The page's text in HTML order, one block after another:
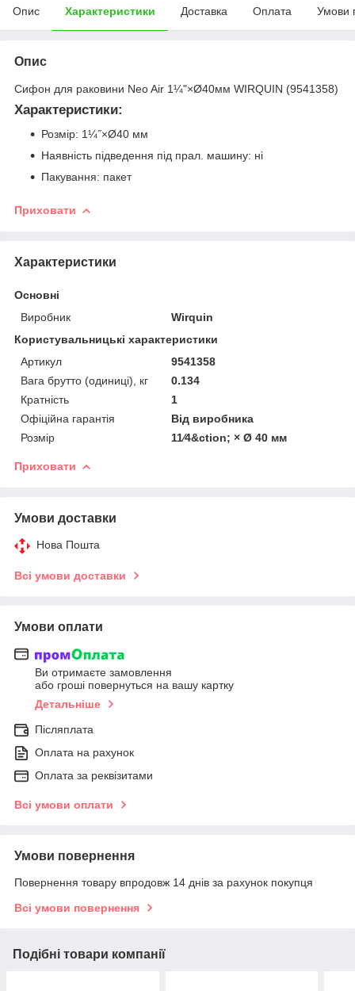
Опис Характеристики Доставка Оплата Умови
Опис
Сифон для раковини Neo Air 1¼"×Ø40мм WIRQUIN (9541358)
Характеристики:
Розмір: 1¼˝×Ø40 мм
Наявність підведення під прал. машину: ні
Пакування: пакет
Приховати
Характеристики
Основні
Виробник
Wirquin
Користувальницькі характеристики
Артикул
9541358
Вага брутто (одиниці), кг
0.134
Кратність
1
Офіційна гарантія
Від виробника
Розмір
11⁄4&ction; × Ø 40 мм
Приховати
Умови доставки
Нова Пошта
Всі умови доставки
Умови оплати
Ви отримаєте замовлення
або гроші повернуться на вашу картку
Детальніше
Післяплата
Оплата на рахунок
Оплата за реквізитами
Всі умови оплати
Умови повернення
Повернення товару впродовж 14 днів за рахунок покупця
Всі умови повернення
Подібні товари компанії